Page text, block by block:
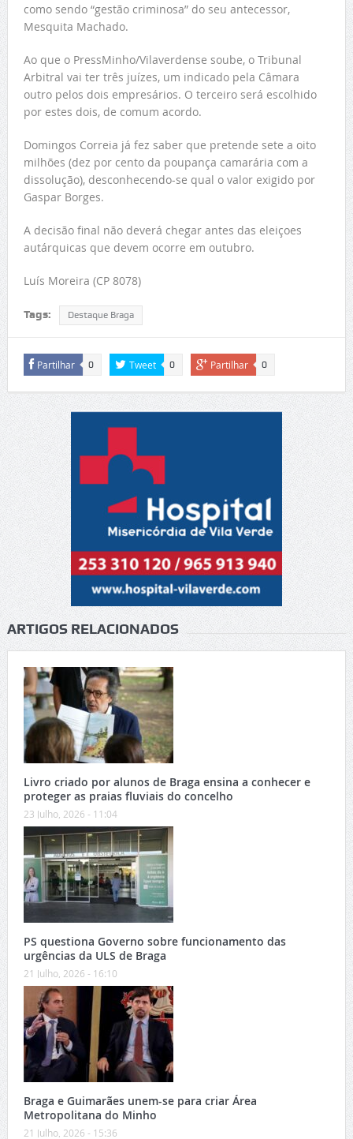
como sendo “gestão criminosa” do seu antecessor,
Mesquita Machado.
Ao que o PressMinho/Vilaverdense soube, o Tribunal
Arbitral vai ter três juízes, um indicado pela Câmara
outro pelos dois empresários. O terceiro será escolhido
por estes dois, de comum acordo.
Domingos Correia já fez saber que pretende sete a oito
milhões (dez por cento da poupança camarária com a
dissolução), desconhecendo-se qual o valor exigido por
Gaspar Borges.
A decisão final não deverá chegar antes das eleiçoes
autárquicas que devem ocorre em outubro.
Luís Moreira (CP 8078)
Tags: Destaque Braga
Partilhar 0 Tweet 0 Partilhar 0
ARTIGOS RELACIONADOS
Livro criado por alunos de Braga ensina a conhecer e
proteger as praias fluviais do concelho
23 Julho, 2026 - 11:04
PS questiona Governo sobre funcionamento das
urgências da ULS de Braga
21 Julho, 2026 - 16:10
Braga e Guimarães unem-se para criar Área
Metropolitana do Minho
21 Julho, 2026 - 15:36